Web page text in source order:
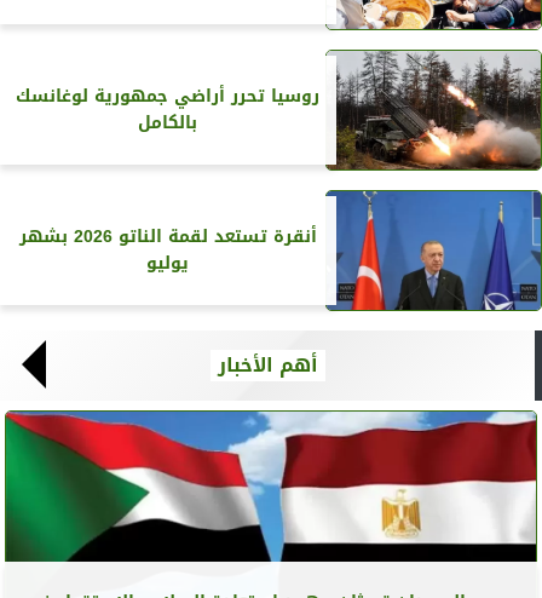
روسيا تحرر أراضي جمهورية لوغانسك
بالكامل
أنقرة تستعد لقمة الناتو 2026 بشهر
يوليو
أهم الأخبار